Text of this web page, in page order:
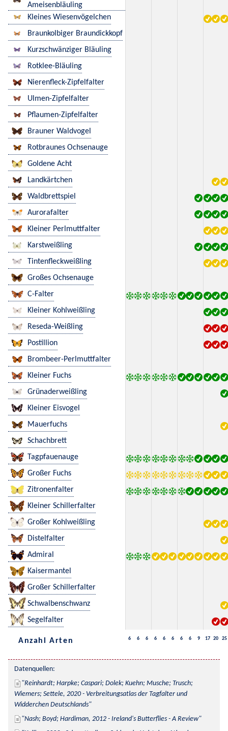
Ameisenbläuling
Kleines Wiesenvögelchen
Braunkolbiger Braundickkopf
Kurzschwänziger Bläuling
Rotklee-Bläuling
Nierenfleck-Zipfelfalter
Ulmen-Zipfelfalter
Pflaumen-Zipfelfalter
Brauner Waldvogel
Rotbraunes Ochsenauge
Goldene Acht
Landkärtchen
Waldbrettspiel
Aurorafalter
Kleiner Perlmuttfalter
Karstweißling
Tintenfleckweißling
Großes Ochsenauge
C-Falter
Kleiner Kohlweißling
Reseda-Weißling
Postillion
Brombeer-Perlmuttfalter
Kleiner Fuchs
Grünaderweißling
Kleiner Eisvogel
Mauerfuchs
Schachbrett
Tagpfauenauge
Großer Fuchs
Zitronenfalter
Kleiner Schillerfalter
Großer Kohlweißling
Distelfalter
Admiral
Kaisermantel
Großer Schillerfalter
Schwalbenschwanz
Segelfalter
Anzahl Arten 6 6 6 6 6 6 6 6 9 17 20 25
Datenquellen:
Reinhardt; Harpke; Caspari; Dolek; Kuehn; Musche; Trusch;
Wiemers; Settele, 2020 - Verbreitungsatlas der Tagfalter und
Widderchen Deutschlands
Nash; Boyd; Hardiman, 2012 - Ireland's Butterflies - A Review